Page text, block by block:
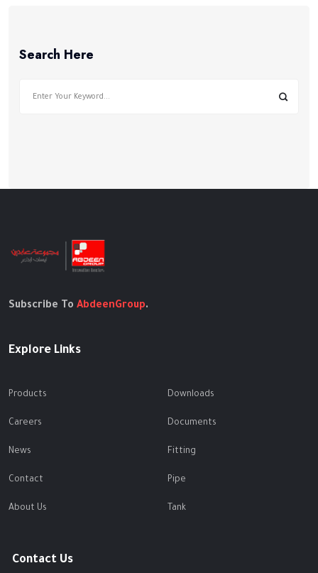
Search Here
Subscribe To AbdeenGroup.
Explore Links
Products
Careers
News
Contact
About Us
Downloads
Documents
Fitting
Pipe
Tank
Contact Us